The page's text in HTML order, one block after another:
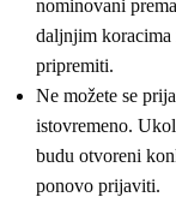
nominovani
daljnjim koracima
pripremiti.
Ne možete se
istovremeno.
budu otvoreni
ponovo prijaviti.